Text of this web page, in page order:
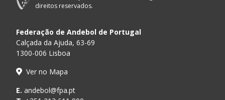
direitos reservados.
Federação de Andebol de Portugal
Calçada da Ajuda, 63-69
1300-006 Lisboa
Ver no Mapa
E. andebol@fpa.pt